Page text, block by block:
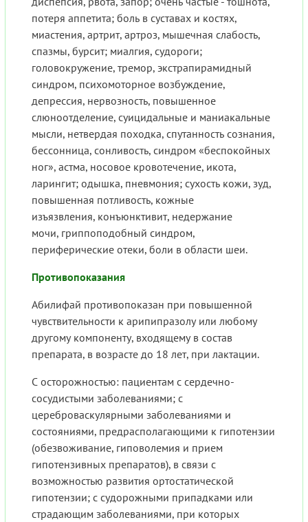
потеря аппетита; боль в суставах и костях,
миастения, артрит, артроз, мышечная слабость,
спазмы, бурсит; миалгия, судороги;
головокружение, тремор, экстрапирамидный
синдром, психомоторное возбуждение,
депрессия, нервозность, повышенное
слюноотделение, суицидальные и маниакальные
мысли, нетвердая походка, спутанность сознания,
бессонница, сонливость, синдром «беспокойных
ног», астма, носовое кровотечение, икота,
ларингит; одышка, пневмония; сухость кожи, зуд,
повышенная потливость, кожные
изъязвления, конъюнктивит, недержание
мочи, гриппоподобный синдром,
периферические отеки, боли в области шеи.
Противопоказания
Абилифай противопоказан при повышенной
чувствительности к арипипразолу или любому
другому компоненту, входящему в состав
препарата, в возрасте до 18 лет, при лактации.
С осторожностью: пациентам с сердечно-
сосудистыми заболеваниями; с
цереброваскулярными заболеваниями и
состояниями, предрасполагающими к гипотензии
(обезвоживание, гиповолемия и прием
гипотензивных препаратов), в связи с
возможностью развития ортостатической
гипотензии; с судорожными припадками или
страдающим заболеваниями, при которых